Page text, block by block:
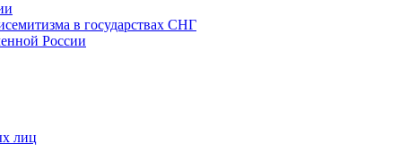
в государствах СНГ
России
лиц